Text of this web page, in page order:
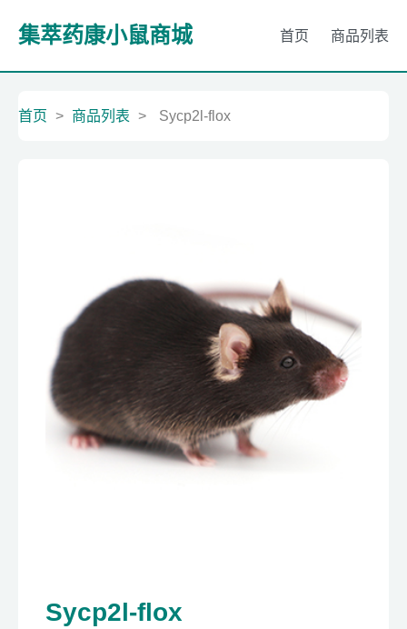
集萃药康小鼠商城 首页 商品列表
首页 > 商品列表 > Sycp2l-flox
Sycp2l-flox